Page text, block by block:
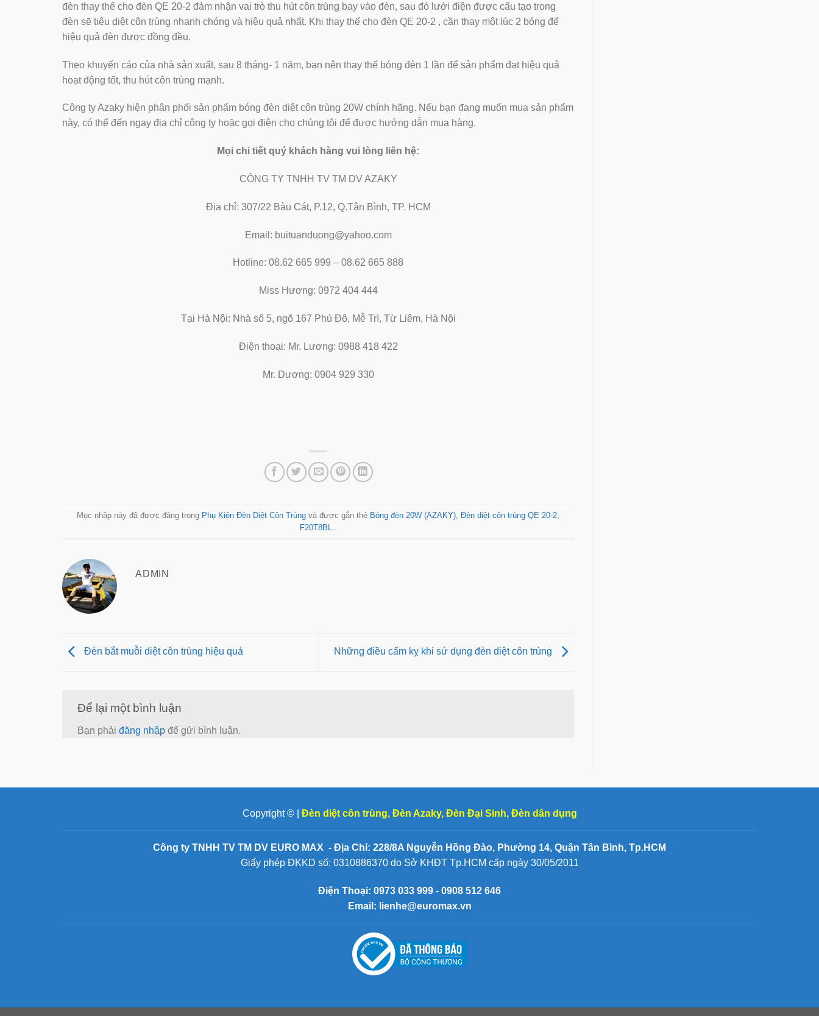
đèn thay thế cho đèn QE 20-2 đảm nhận vai trò thu hút côn trùng bay vào đèn, sau đó lưới điện được cấu tạo trong
đèn sẽ tiêu diệt côn trùng nhanh chóng và hiệu quả nhất. Khi thay thế cho đèn QE 20-2 , cần thay một lúc 2 bóng để
hiệu quả đèn được đồng đều.
Theo khuyến cáo của nhà sản xuất, sau 8 tháng- 1 năm, bạn nên thay thế bóng đèn 1 lần để sản phẩm đạt hiệu quả
hoạt động tốt, thu hút côn trùng mạnh.
Công ty Azaky hiện phân phối sản phẩm bóng đèn diệt côn trùng 20W chính hãng. Nếu bạn đang muốn mua sản phẩm
này, có thể đến ngay địa chỉ công ty hoặc gọi điện cho chúng tôi để được hướng dẫn mua hàng.
Mọi chi tiết quý khách hàng vui lòng liên hệ:
CÔNG TY TNHH TV TM DV AZAKY
Địa chỉ: 307/22 Bàu Cát, P.12, Q.Tân Bình, TP. HCM
Email: buituanduong@yahoo.com
Hotline: 08.62 665 999 – 08.62 665 888
Miss Hương: 0972 404 444
Tại Hà Nội: Nhà số 5, ngõ 167 Phú Đô, Mễ Trì, Từ Liêm, Hà Nội
Điện thoại: Mr. Lương: 0988 418 422
Mr. Dương: 0904 929 330
Mục nhập này đã được đăng trong Phụ Kiện Đèn Diệt Côn Trùng và được gắn thẻ Bóng đèn 20W (AZAKY) Đèn diệt côn trùng QE 20-2
F20T8BL.
ADMIN
Đèn bắt muỗi diệt côn trùng hiệu quả Những điều cấm kỵ khi sử dụng đèn diệt côn trùng
Để lại một bình luận
Bạn phải đăng nhập để gửi bình luận.
Copyright © | Đèn diệt côn trùng, Đèn Azaky, Đèn Đại Sinh, Đèn dân dụng
Công ty TNHH TV TM DV EURO MAX - Địa Chỉ: 228/8A Nguyễn Hồng Đào, Phường 14, Quận Tân Bình, Tp.HCM
Giấy phép ĐKKD số: 0310886370 do Sở KHĐT Tp.HCM cấp ngày 30/05/2011
Điện Thoại: 0973 033 999 - 0908 512 646
Email: lienhe@euromax.vn